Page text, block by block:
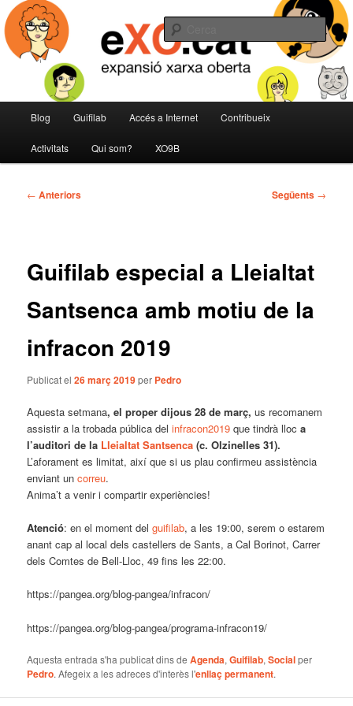
Aneu
al
contingut
principaleXO
expansió de la Xarxa Oberta
Cerca
principal
Blog Guifilab Accés a Internet Contribueix
Activitats Qui som? XO9B
Navegació
← Anteriors Següents →
Guifilab especial a Lleialtat
Santsenca amb motiu de la
infracon 2019
Publicat el26 març 2019per Pedro
Aquesta setmana, el proper dijous 28 de març, us recomanem
assistir a la trobada pública delinfracon2019 que tindrà lloca
l’auditori de la Lleialtat Santsenca (c. Olzinelles 31).
L’aforament es limitat, així que si us plau confirmeu assistència
enviant uncorreu.
Anima’t a venir i compartir experiències!
Atenció: en el moment delguifilab, a les 19:00, serem o estarem
anant cap al local dels castellers de Sants, a Cal Borinot, Carrer
dels Comtes de Bell-Lloc, 49 fins les 22:00.
https://pangea.org/blog-pangea/infracon/
https://pangea.org/blog-pangea/programa-infracon19/
Aquesta entrada s'ha publicat dins deAgenda,Guifilab,Socialper
Pedro. Afegeix a les adreces d'interès l'enllaç permanent.